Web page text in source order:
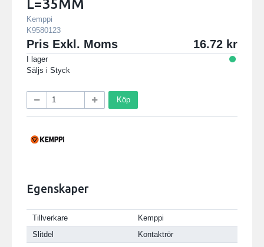
L=35MM
Kemppi
K9580123
Pris Exkl. Moms 16.72
I lager
Säljs i Styck
Köp
Egenskaper
Tillverkare
Kemppi
Slitdel
Kontaktrör